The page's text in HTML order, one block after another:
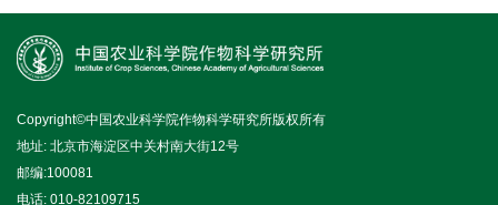
Copyright©中国农业科学院作物科学研究所版权所有
地址: 北京市海淀区中关村南大街12号
邮编:100081
电话: 010-82109715